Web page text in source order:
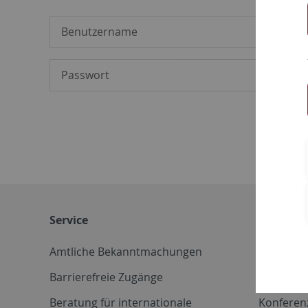
Service
Amtliche Bekanntmachungen
Barrierefreie Zugänge
Beratung für internationale